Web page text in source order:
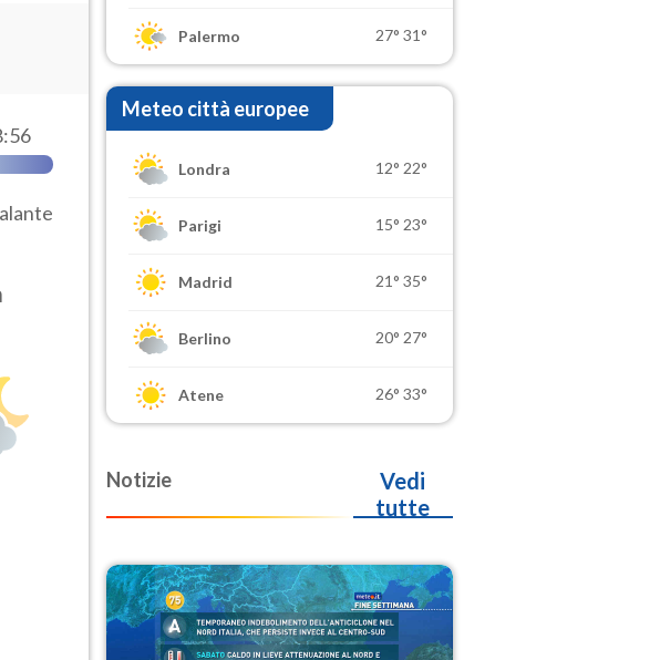
Palermo 27° 31°
Meteo città europee
Londra 12° 22°
Parigi 15° 23°
Madrid 21° 35°
Berlino 20° 27°
Atene 26° 33°
Notizie
Vedi
tutte